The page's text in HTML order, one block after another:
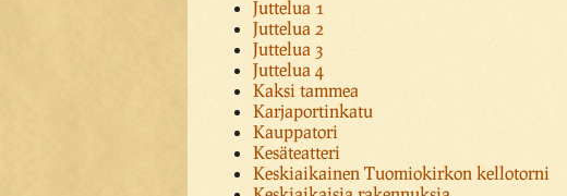
Juttelua 1
Juttelua 2
Juttelua 3
Juttelua 4
Kaksi tammea
Karjaportinkatu
Kauppatori
Kesäteatteri
Keskiaikainen Tuomiokirkon kellotorni